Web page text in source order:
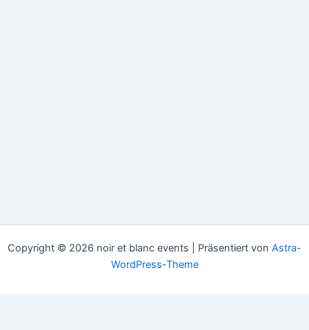
Copyright © 2026 noir et blanc events | Präsentiert von Astra-
WordPress-Theme